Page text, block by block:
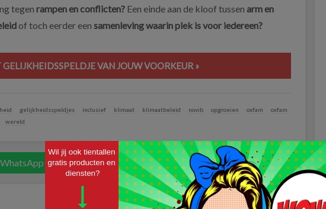
tegen rampen en conflicten? Een einde aan de kloof tussen arm en
of toch eerder een samenleving waarin plek is voor iedereen?
GELIJKHEIDSSPELDJE VAN JOUW VOORKEUR »
gelijkheidsspeldjes inclusief klimaat klimaatbeleid novib opgroeien oxfam
oxfam
wereld
WhatsApp Twitter Email